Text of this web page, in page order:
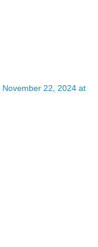
November 22, 2024 at